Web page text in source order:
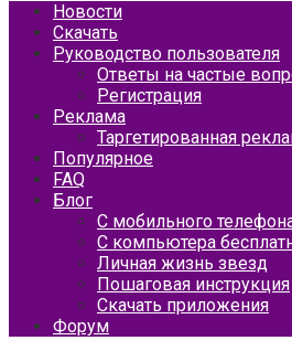
Новости
Скачать
Руководство пользователя
Ответы на частые
Регистрация
Реклама
Таргетированная
Популярное
FAQ
Блог
С мобильного
С компьютера
Личная жизнь звезд
Пошаговая инструкция
Скачать приложения
Форум